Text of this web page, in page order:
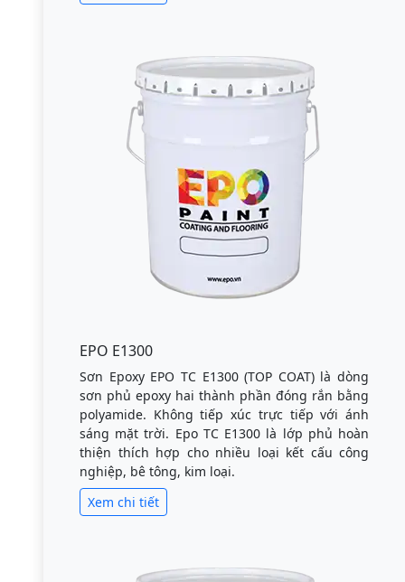
EPO E1300
Sơn Epoxy EPO TC E1300 (TOP COAT) là dòng
sơn phủ epoxy hai thành phần đóng rắn bằng
polyamide. Không tiếp xúc trực tiếp với ánh
sáng mặt trời. Epo TC E1300 là lớp phủ hoàn
thiện thích hợp cho nhiều loại kết cấu công
nghiệp, bê tông, kim loại.
Xem chi tiết